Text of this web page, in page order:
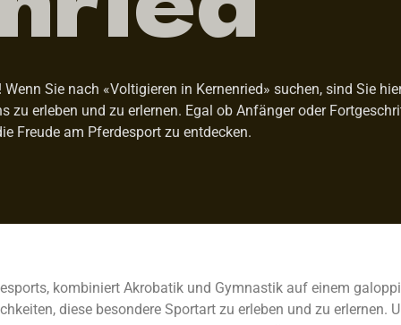
Sie nach «Voltigieren in Kernenried» suchen, sind Sie
erleben und zu erlernen. Egal ob Anfänger oder
Freude am Pferdesport zu entdecken.
kombiniert Akrobatik und Gymnastik auf einem
diese besondere Sportart zu erleben und zu erlernen.